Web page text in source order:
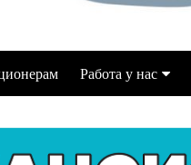
Работа у нас